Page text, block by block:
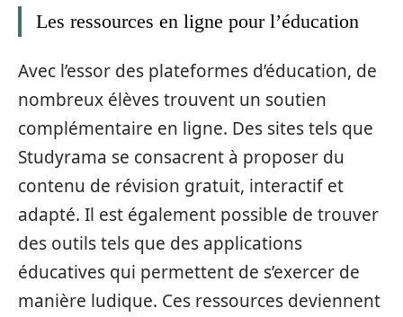
Les ressources en ligne pour l’éducation
Avec l’essor des plateformes d’éducation, de
nombreux élèves trouvent un soutien
complémentaire en ligne. Des sites tels que
Studyrama se consacrent à proposer du
contenu de révision gratuit, interactif et
adapté. Il est également possible de trouver
des outils tels que des applications
éducatives qui permettent de s’exercer de
manière ludique. Ces ressources deviennent